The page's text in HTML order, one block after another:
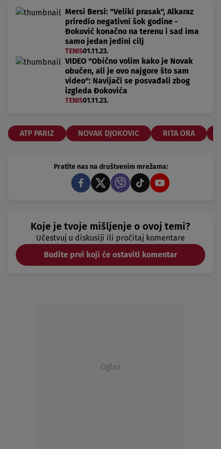
Mersi Bersi: "Veliki prasak", Alkaraz
priredio negativni šok godine -
Đoković konačno na terenu i sad ima
samo jedan jedini cilj
TENIS01.11.23.
VIDEO "Obično volim kako je Novak
obučen, ali je ovo najgore što sam
video": Navijači se posvađali zbog
izgleda Đokovića
TENIS01.11.23.
ATP PARIZ NOVAK DJOKOVIC RITA ORA
Pratite nas na društvenim mrežama:
Koje je tvoje mišljenje o ovoj temi?
Učestvuj u diskusiji ili pročitaj komentare
Budite prvi koji će ostaviti komentar
Oglas